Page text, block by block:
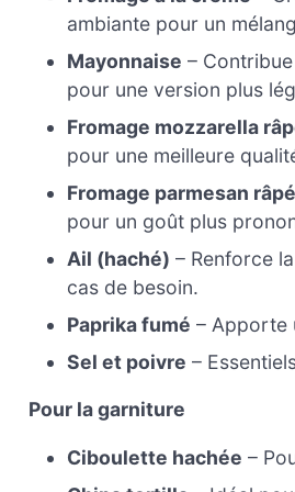
ambiante pour un
Mayonnaise –
pour une version plus
Fromage mozzarella
pour une meilleure
Fromage parmesan râpé
pour un goût plus
Ail (haché) – Renforce
cas de besoin.
Paprika fumé – Apporte
Sel et poivre –
Pour la garniture
Ciboulette hachée –